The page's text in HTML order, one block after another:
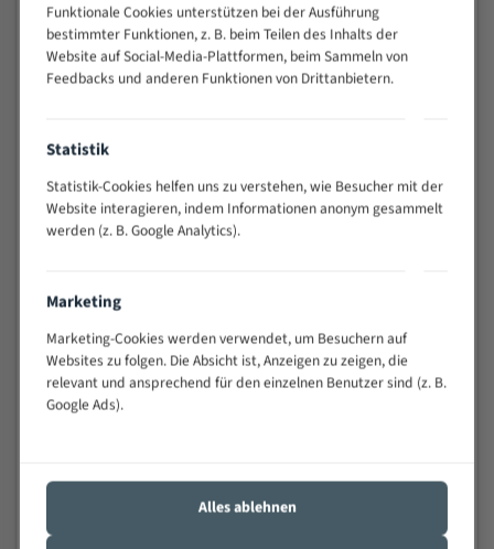
> 500
0,75/1,25
Vorteile:
Widerstandsfähig gegen Zahnbruch auch bei
wechselnde Verbindungslängen)
Sehr geringe Vibration
Technische Beschreibung:
Positiver Spanwinkel
Bandkörper aus hochlegiertem Federstahl
Funktionale Cookies unterstützen bei der Ausführung
bestimmter Funktionen, z. B. beim Teilen des Inhalts der
Website auf Social-Media-Plattformen, beim Sammeln von
Feedbacks und anderen Funktionen von Drittanbietern.
Statistik
Statistik-Cookies helfen uns zu verstehen, wie Besucher mit der
Website interagieren, indem Informationen anonym gesammelt
werden (z. B. Google Analytics).
Marketing
Marketing-Cookies werden verwendet, um Besuchern auf
Websites zu folgen. Die Absicht ist, Anzeigen zu zeigen, die
relevant und ansprechend für den einzelnen Benutzer sind (z. B.
Google Ads).
Alles ablehnen